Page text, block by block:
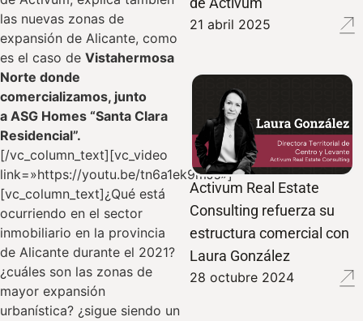
las nuevas zonas de
expansión de Alicante, como
es el caso de Vistahermosa
Norte donde
comercializamos, junto
a ASG Homes “Santa Clara
Residencial”.
[/vc_column_text][vc_video
link=»https://youtu.be/tn6a1ek9mJs»]
[vc_column_text]¿Qué está
ocurriendo en el sector
inmobiliario en la provincia
de Alicante durante el 2021?
¿cuáles son las zonas de
mayor expansión
urbanística? ¿sigue siendo un
21 abril 2025
Activum Real Estate
Consulting refuerza su
estructura comercial con
Laura González
28 octubre 2024